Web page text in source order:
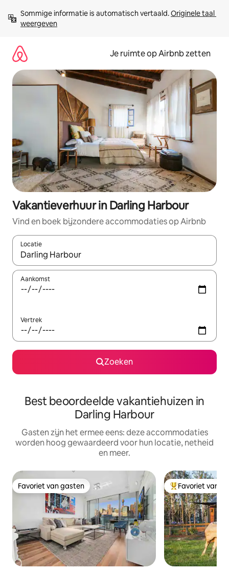
direct
naar
Sommige informatie is automatisch vertaald. Originele taal
weergeven
Je ruimte op Airbnb zetten
Vakantieverhuur in Darling Harbour
Vind en boek bijzondere accommodaties op Airbnb
Locatie
Wanneer er suggesties beschikbaar zijn, maak je een keuze
Aankomst
Vertrek
Zoeken
Best beoordeelde vakantiehuizen in
Darling Harbour
Gasten zijn het ermee eens: deze accommodaties
worden hoog gewaardeerd voor hun locatie, netheid
en meer.
Favoriet van gasten
Favoriet van gasten Topfavoriet van
Favoriet van